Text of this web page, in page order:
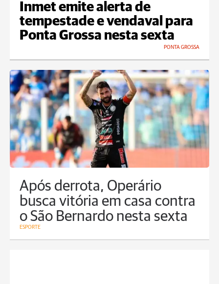
Inmet emite alerta de
tempestade e vendaval para
Ponta Grossa nesta sexta
PONTA GROSSA
Após derrota, Operário
busca vitória em casa contra
o São Bernardo nesta sexta
ESPORTE